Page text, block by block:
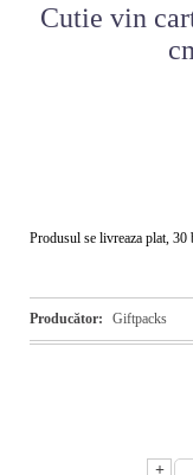
Cutie vin
Produsul se livreaza plat, 30
Producător: Giftpacks
+